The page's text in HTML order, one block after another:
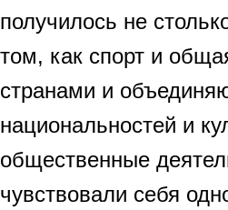
получилось не
том, как спорт и
странами и
национальностей и
общественные
чувствовали себя